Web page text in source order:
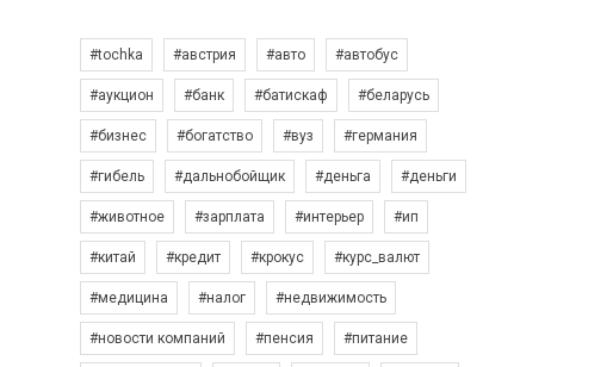
#tochka #австрия #авто #автобус
#аукцион #банк #батискаф #беларусь
#бизнес #богатство #вуз #германия
#гибель #дальнобойщик #деньга #деньги
#животное #зарплата #интерьер #ип
#китай #кредит #крокус #курс_валют
#медицина #налог #недвижимость
#новости компаний #пенсия #питание